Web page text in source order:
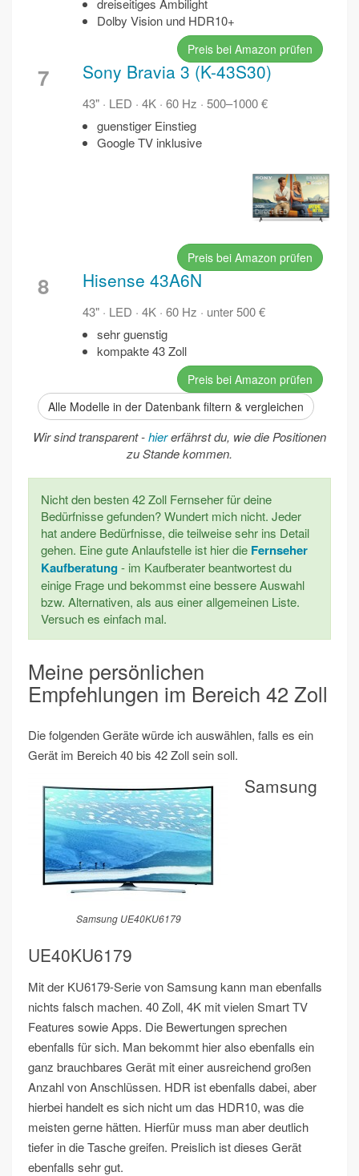
dreiseitiges Ambilight
Dolby Vision und HDR10+
Preis bei Amazon prüfen
7 Sony Bravia 3 (K-43S30)
43" · LED · 4K · 60 Hz · 500–1000 €
guenstiger Einstieg
Google TV inklusive
Preis bei Amazon prüfen
8 Hisense 43A6N
43" · LED · 4K · 60 Hz · unter 500 €
sehr guenstig
kompakte 43 Zoll
Preis bei Amazon prüfen
Alle Modelle in der Datenbank filtern & vergleichen
Wir sind transparent -hiererfährst du, wie die Positionen
zu Stande kommen.
Nicht den besten 42 Zoll Fernseher für deine
Bedürfnisse gefunden? Wundert mich nicht. Jeder
hat andere Bedürfnisse, die teilweise sehr ins Detail
gehen. Eine gute Anlaufstelle ist hier die Fernseher
Kaufberatung- im Kaufberater beantwortest du
einige Frage und bekommst eine bessere Auswahl
bzw. Alternativen, als aus einer allgemeinen Liste.
Versuch es einfach mal.
Meine persönlichen
Empfehlungen im Bereich 42 Zoll
Die folgenden Geräte würde ich auswählen, falls es ein
Gerät im Bereich 40 bis 42 Zoll sein soll.
Samsung UE40KU6179
Samsung
UE40KU6179
Mit der KU6179-Serie von Samsung kann man ebenfalls
nichts falsch machen. 40 Zoll, 4K mit vielen Smart TV
Features sowie Apps. Die Bewertungen sprechen
ebenfalls für sich. Man bekommt hier also ebenfalls ein
ganz brauchbares Gerät mit einer ausreichend großen
Anzahl von Anschlüssen. HDR ist ebenfalls dabei, aber
hierbei handelt es sich nicht um das HDR10, was die
meisten gerne hätten. Hierfür muss man aber deutlich
tiefer in die Tasche greifen. Preislich ist dieses Gerät
ebenfalls sehr gut.